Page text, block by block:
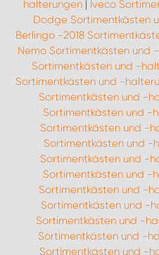
halterungen| Iveco
Dodge Sortimentkästen
Berlingo -2018
Nemo Sortimentkästen und
Sortimentkästen und -
Sortimentkästen und -
Sortimentkästen und -
Sortimentkästen und -
Sortimentkästen und -
Sortimentkästen und -
Sortimentkästen und -
Sortimentkästen und -
Sortimentkästen und -
Sortimentkästen und -
Sortimentkästen und -
Sortimentkästen und -
Sortimentkästen und -